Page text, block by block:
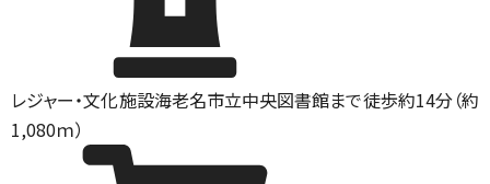
レジャー・文化施設海老名市立中央図書館まで徒歩約14分（約
1,080ｍ）